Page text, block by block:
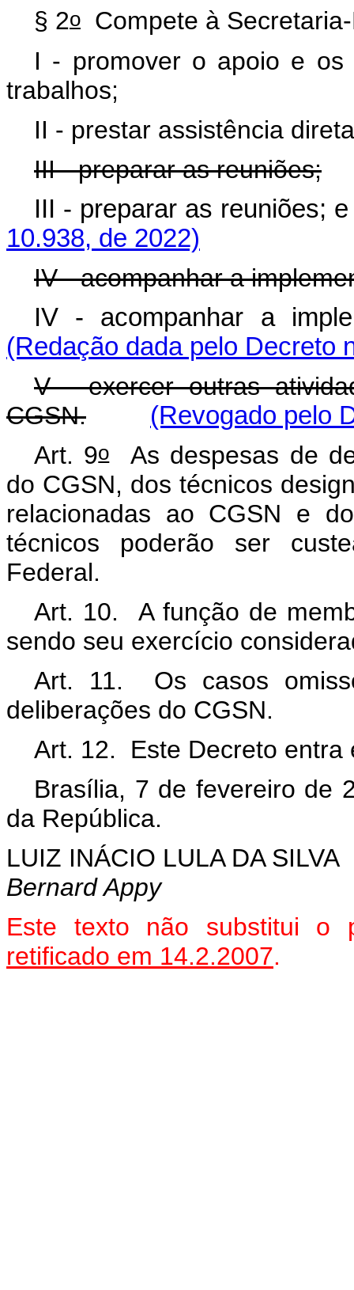
§ 2o Compete à
I - promover o apoio e os
trabalhos;
II - prestar assistência
III - preparar as reuniões;
III - preparar as
10.938, de 2022)
IV - acompanhar a
IV - acompanhar a
(Redação dada pelo Decreto
V - exercer outras
CGSN.
(Revogado pelo
Art. 9oAs despesas de
do CGSN, dos técnicos
relacionadas ao CGSN e
técnicos poderão ser
Federal.
Art. 10. A função de
sendo seu exercício
Art. 11. Os casos
deliberações do CGSN.
Art. 12. Este Decreto entra
Brasília, 7 de fevereiro de
da República.
LUIZ INÁCIO LULA DA SILVA
Bernard Appy
Este texto não substitui o
retificado em 14.2.2007.